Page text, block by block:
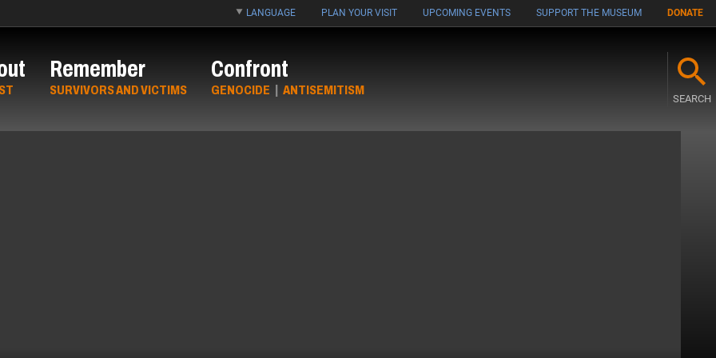
LANGUAGE PLAN YOUR VISIT UPCOMING EVENTS SUPPORT THE MUSEUM DONATE
Remember
SURVIVORS AND VICTIMS
Confront
GENOCIDE | ANTISEMITISM
SEARCH